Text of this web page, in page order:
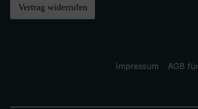
Vertrag widerrufen
Impressum AGB